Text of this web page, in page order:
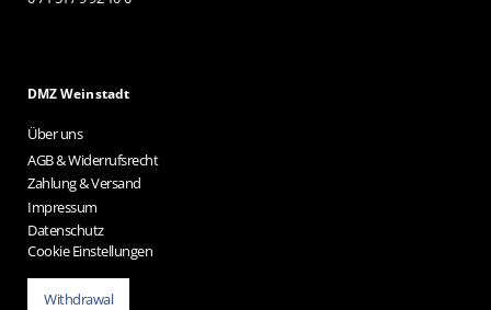
DMZ Weinstadt
Über uns
AGB & Widerrufsrecht
Zahlung & Versand
Impressum
Datenschutz
Cookie Einstellungen
Withdrawal